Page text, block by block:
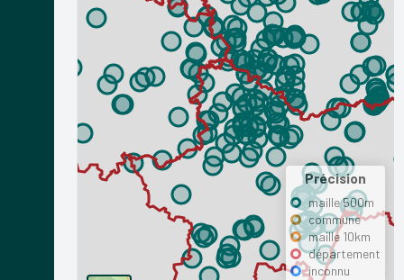
Précision
maille 500m
commune
maille 10km
département
inconnu